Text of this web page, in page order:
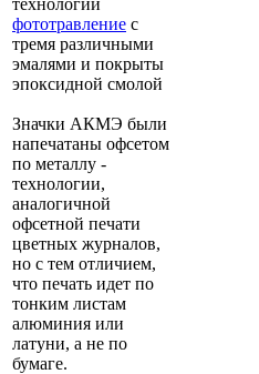
фототравление с
тремя различными
эмалями и покрыты
эпоксидной смолой
Значки АКМЭ были
напечатаны офсетом
по металлу -
технологии,
аналогичной
офсетной печати
цветных журналов,
но с тем отличием,
что печать идет по
тонким листам
алюминия или
латуни, а не по
бумаге.